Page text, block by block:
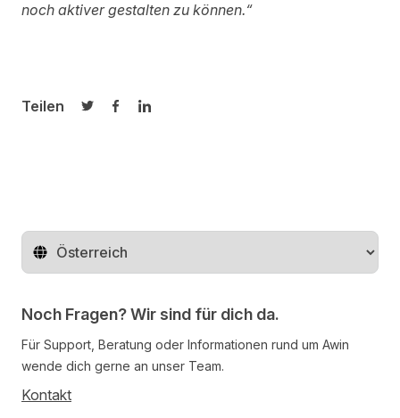
noch aktiver gestalten zu können.“
Teilen
Auf Twitter teilen
Auf Facebook teilen
Auf LinkedIn teilen
Region ändern
Noch Fragen? Wir sind für dich da.
Für Support, Beratung oder Informationen rund um Awin
wende dich gerne an unser Team.
Kontakt